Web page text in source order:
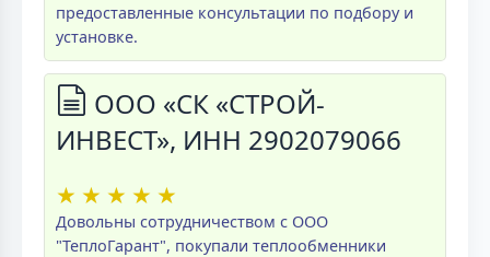
предоставленные консультации по подбору и
установке.
ООО «СК «СТРОЙ-
ИНВЕСТ», ИНН 2902079066
★ ★ ★ ★ ★
Довольны сотрудничеством с ООО
"ТеплоГарант", покупали теплообменники